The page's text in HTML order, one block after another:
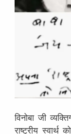
विनोबा जी
राष्ट्रीय